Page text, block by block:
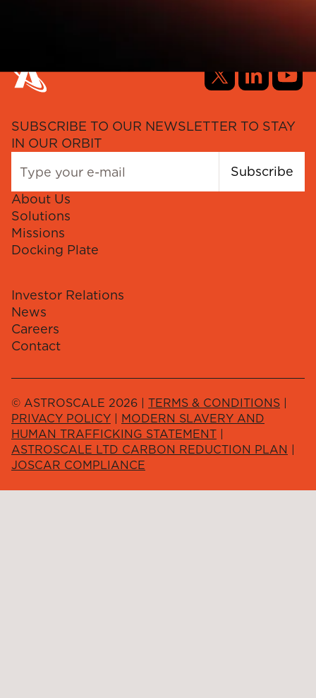
SUBSCRIBE TO OUR NEWSLETTER TO STAY
IN OUR ORBIT
Subscribe
About Us
Solutions
Missions
Docking Plate
Investor Relations
News
Careers
Contact
© ASTROSCALE 2026 | TERMS & CONDITIONS |
PRIVACY POLICY | MODERN SLAVERY AND
HUMAN TRAFFICKING STATEMENT |
ASTROSCALE LTD CARBON REDUCTION PLAN |
JOSCAR COMPLIANCE